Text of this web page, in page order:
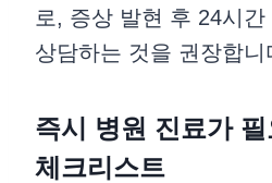
로, 증상 발현 후 24시
상담하는 것을 권장합니
즉시 병원 진료가
체크리스트